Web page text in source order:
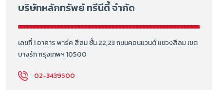
บริษัทหลักทรัพย์ ทรีนีตี้ จำกัด
เลขที่ 1 อาคาร พาร์ค สีลม ชั้น 22,23 ถนนคอนแวนต์ แขวงสีลม เขต
บางรัก กรุงเทพฯ 10500
02-3439500